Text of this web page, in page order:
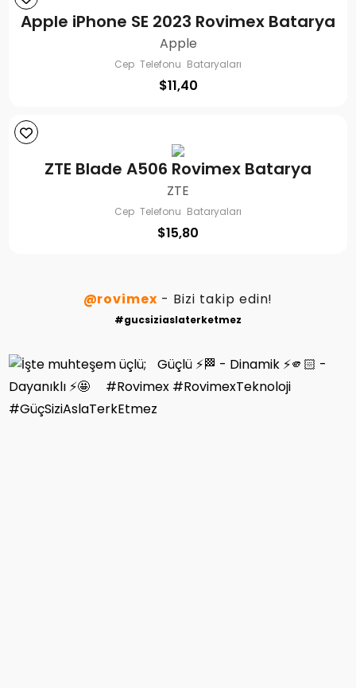
Apple iPhone SE 2023 Rovimex Batarya
Apple
Cep Telefonu Bataryaları
$11,40
ZTE Blade A506 Rovimex Batarya
ZTE
Cep Telefonu Bataryaları
$15,80
@rovimex - Bizi takip edin!
#gucsiziaslaterketmez